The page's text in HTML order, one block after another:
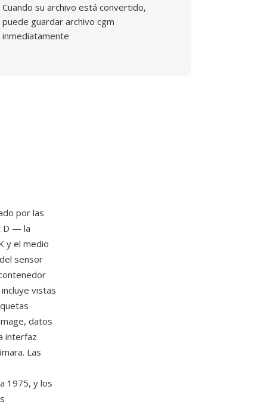
Cuando su archivo está convertido,
puede guardar archivo cgm
inmediatamente
por las
D — la
y el medio
sensor
vistas
datos
interfaz
Las
1975, y los